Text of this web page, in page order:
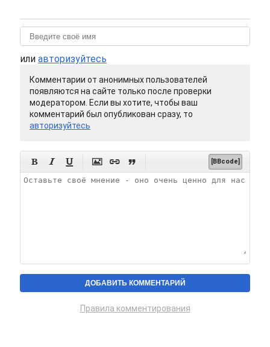
или авторизуйтесь
Комментарии от анонимных пользователей
появляются на сайте только после проверки
модератором. Если вы хотите, чтобы ваш
комментарий был опубликован сразу, то
авторизуйтесь
      [BBcode]
Правила комментирования